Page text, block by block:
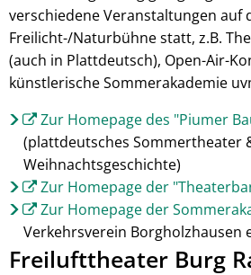
verschiedene Veranstaltungen auf
Freilicht-/Naturbühne statt, z.B.
(auch in Plattdeutsch), Open-Air-
künstlerische Sommerakademie
Zur Homepage des "Piumer
(plattdeutsches Sommertheater
Weihnachtsgeschichte)
Zur Homepage der
Zur Homepage der
Verkehrsverein Borgholzhausen
Freilufttheater Burg